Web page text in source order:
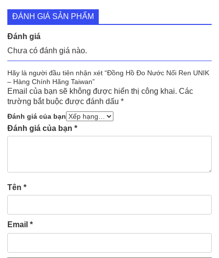
ĐÁNH GIÁ SẢN PHẨM
Đánh giá
Chưa có đánh giá nào.
Hãy là người đầu tiên nhận xét “Đồng Hồ Đo Nước Nối Ren UNIK
– Hàng Chính Hãng Taiwan”
Email của bạn sẽ không được hiển thị công khai. Các
trường bắt buộc được đánh dấu *
Đánh giá của bạn
Đánh giá của bạn *
Tên *
Email *